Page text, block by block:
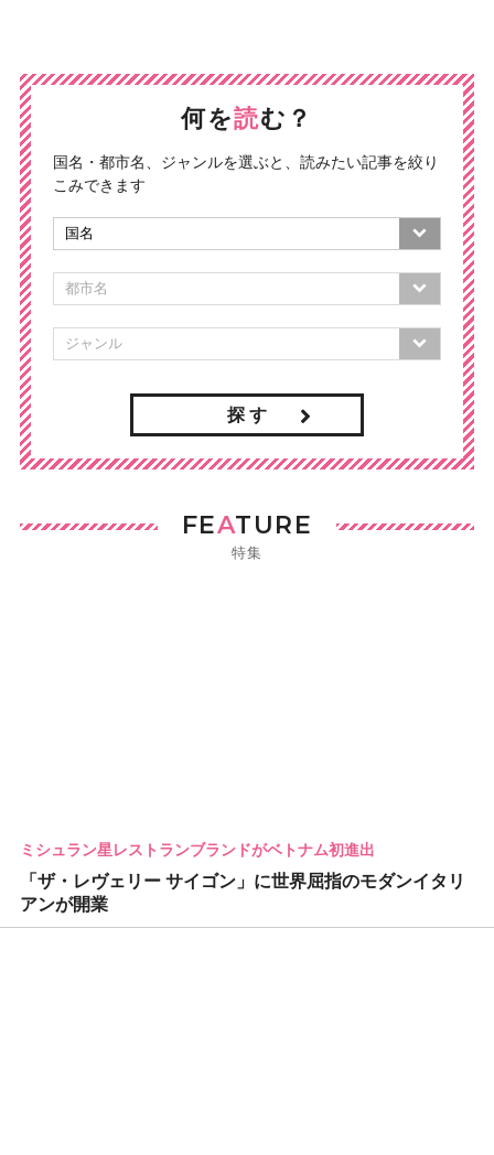
何を読む？
国名・都市名、ジャンルを選ぶと、読みたい記事を絞り
こみできます
探 す
FEATURE
特集
ミシュラン星レストランブランドがベトナム初進出
「ザ・レヴェリー サイゴン」に世界屈指のモダンイタリ
アンが開業